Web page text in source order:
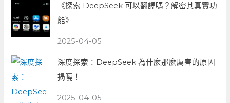
《探索 DeepSeek 可以翻譯嗎？解密其真實功
能》
2025-04-05
深度探索：DeepSeek 為什麼那麼厲害的原因
揭曉！
2025-04-05